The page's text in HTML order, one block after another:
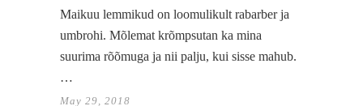
Maikuu lemmikud on loomulikult rabarber ja
umbrohi. Mõlemat krõmpsutan ka mina
suurima rõõmuga ja nii palju, kui sisse mahub.
…
May 29, 2018